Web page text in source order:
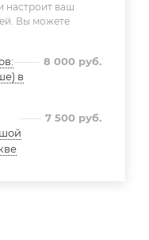
настроит ваш
Вы можете
в
8 000 руб.
7 500 руб.